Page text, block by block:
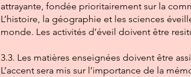
attrayante, fondée prioritairement sur la
L’histoire, la géographie et les sciences
monde. Les activités d’éveil doivent être
3.3. Les matières enseignées doivent être
L’accent sera mis sur l’importance de la